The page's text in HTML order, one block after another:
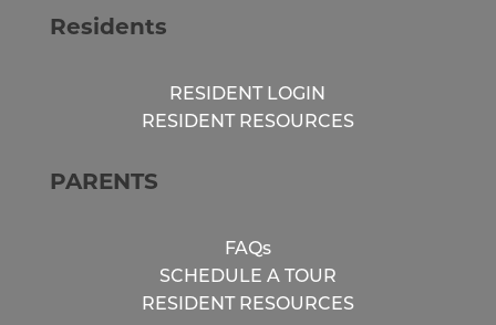
Residents
RESIDENT LOGIN
RESIDENT RESOURCES
PARENTS
FAQs
SCHEDULE A TOUR
RESIDENT RESOURCES